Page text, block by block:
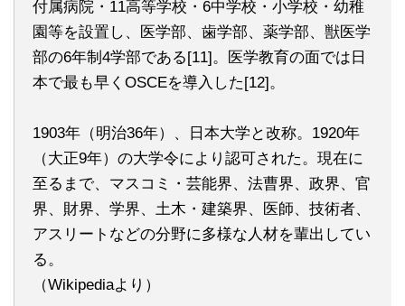
付属病院・11高等学校・6中学校・小学校・幼稚
園等を設置し、医学部、歯学部、薬学部、獣医学
部の6年制4学部である[11]。医学教育の面では日
本で最も早くOSCEを導入した[12]。
1903年（明治36年）、日本大学と改称。1920年
（大正9年）の大学令により認可された。現在に
至るまで、マスコミ・芸能界、法曹界、政界、官
界、財界、学界、土木・建築界、医師、技術者、
アスリートなどの分野に多様な人材を輩出してい
る。
（Wikipediaより）